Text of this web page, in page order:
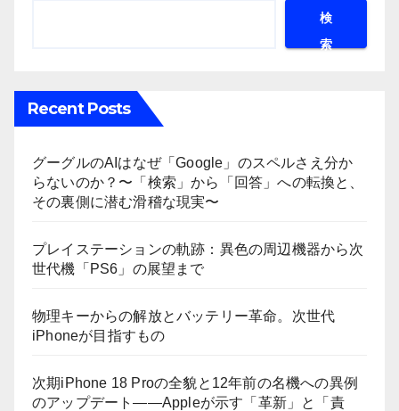
検
索
Recent Posts
グーグルのAIはなぜ「Google」のスペルさえ分か
らないのか？〜「検索」から「回答」への転換と、
その裏側に潜む滑稽な現実〜
プレイステーションの軌跡：異色の周辺機器から次
世代機「PS6」の展望まで
物理キーからの解放とバッテリー革命。次世代
iPhoneが目指すもの
次期iPhone 18 Proの全貌と12年前の名機への異例
のアップデート——Appleが示す「革新」と「責